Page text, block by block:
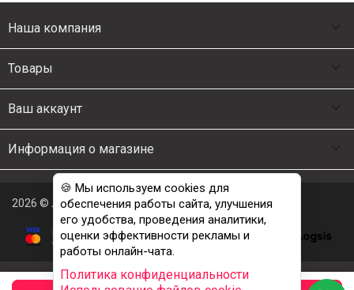
Наша компания
Товары
Ваш аккаунт
Информация о магазине
2026 © Люкс Постель
🍪 Мы используем cookies для
обеспечения работы сайта, улучшения
его удобства, проведения аналитики,
оценки эффективности рекламы и
работы онлайн-чата.
Политика конфиденциальности